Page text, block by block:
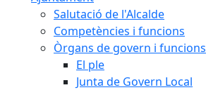
Salutació de l'Alcalde
Competències i funcions
Òrgans de govern i funcions
El ple
Junta de Govern Local